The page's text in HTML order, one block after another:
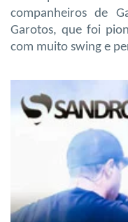
companheiros de
Garotos, que foi
com muito swing e